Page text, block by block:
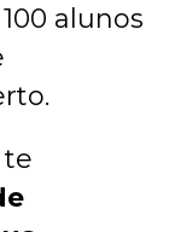
alunos